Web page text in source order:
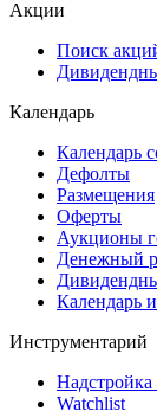
ESG
Самые
Календарь
Календарь
Дефолты
Размещения
Оферты
Аукционы
Денежный
Календарь